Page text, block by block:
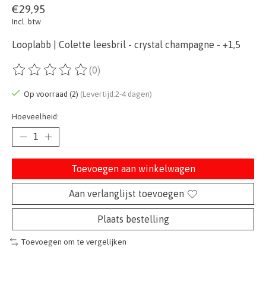
€29,95
Incl. btw
Looplabb | Colette leesbril - crystal champagne - +1,5
De beoordeling van dit product is
(0)
Op voorraad (2) (Levertijd:2-4 dagen)
Hoeveelheid:
Toevoegen aan winkelwagen
Aan verlanglijst toevoegen
Plaats bestelling
Toevoegen om te vergelijken